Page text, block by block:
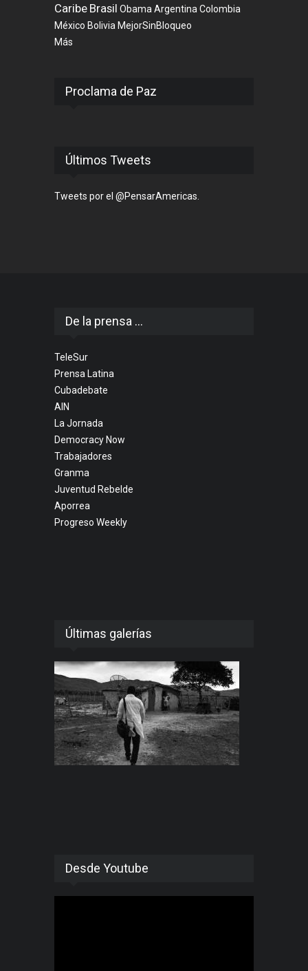
Caribe Brasil Obama Argentina Colombia
México Bolivia MejorSinBloqueo
Más
Proclama de Paz
Últimos Tweets
Tweets por el @PensarAmericas.
De la prensa ...
TeleSur
Prensa Latina
Cubadebate
AIN
La Jornada
Democracy Now
Trabajadores
Granma
Juventud Rebelde
Aporrea
Progreso Weekly
Últimas galerías
Desde Youtube